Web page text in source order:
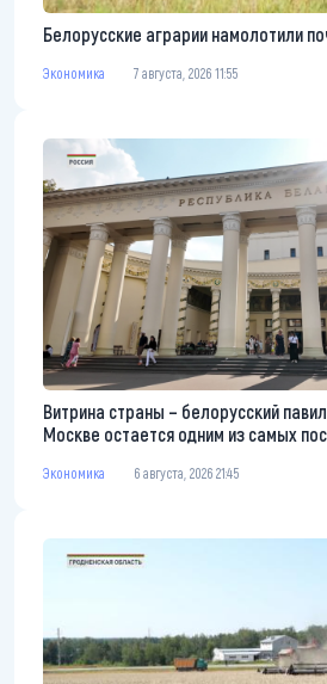
Белорусские аграрии намолотили
Экономика 7 августа, 2026 11:55
Витрина страны – белорусский
Москве остается одним из самых
Экономика 6 августа, 2026 21:45